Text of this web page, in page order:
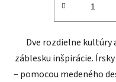
Dve rozdielne kultúry
záblesku inšpirácie.
– pomocou medeného